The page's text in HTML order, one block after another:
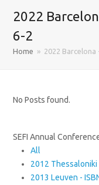
2022
6-2
Home » 2022 Barcelona
No Posts found.
SEFI Annual
All
2012
2013 Leuven -